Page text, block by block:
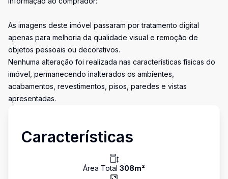
As imagens deste imóvel passaram por tratamento digital
apenas para melhoria da qualidade visual e remoção de
objetos pessoais ou decorativos.
Nenhuma alteração foi realizada nas características físicas do
imóvel, permanecendo inalterados os ambientes,
acabamentos, revestimentos, pisos, paredes e vistas
apresentadas.
Características
Área Total 308m²